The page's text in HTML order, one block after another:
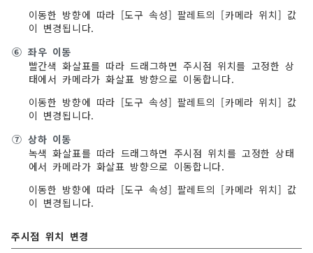
이동한 방향에 따라 [도구 속성] 팔레트의 [카메라 위치] 값
이 변경됩니다.
⑥ 좌우 이동
빨간색 화살표를 따라 드래그하면 주시점 위치를 고정한 상
태에서 카메라가 화살표 방향으로 이동합니다.
이동한 방향에 따라 [도구 속성] 팔레트의 [카메라 위치] 값
이 변경됩니다.
⑦ 상하 이동
녹색 화살표를 따라 드래그하면 주시점 위치를 고정한 상태
에서 카메라가 화살표 방향으로 이동합니다.
이동한 방향에 따라 [도구 속성] 팔레트의 [카메라 위치] 값
이 변경됩니다.
주시점 위치 변경